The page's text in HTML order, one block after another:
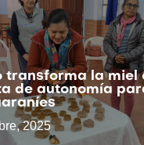
transforma la miel
de autonomía
2025